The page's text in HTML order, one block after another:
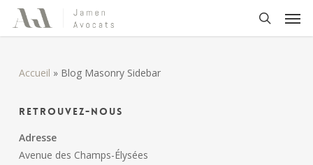
Accueil » Blog Masonry Sidebar
Retrouvez-nous
Adresse
Avenue des Champs-Élysées